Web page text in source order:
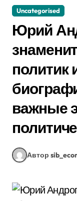
Uncategorised
Юрий
политик
важные
Автор